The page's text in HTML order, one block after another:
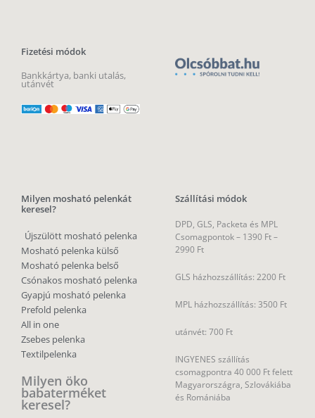
Fizetési módok
Bankkártya, banki utalás,
utánvét
Milyen mosható pelenkát
keresel?
Újszülött mosható pelenka
Mosható pelenka külső
Mosható pelenka belső
Csónakos mosható pelenka
Gyapjú mosható pelenka
Prefold pelenka
All in one
Zsebes pelenka
Textilpelenka
Milyen öko
babaterméket
keresel?
Szállítási módok
DPD, GLS, Packeta és MPL
Csomagpontok – 1390 Ft –
2990 Ft
GLS házhozszállítás: 2200 Ft
MPL házhozszállítás: 3500 Ft
utánvét: 700 Ft
INGYENES szállítás
csomagpontra 40 000 Ft felett
Magyarországra, Szlovákiába
és Romániába